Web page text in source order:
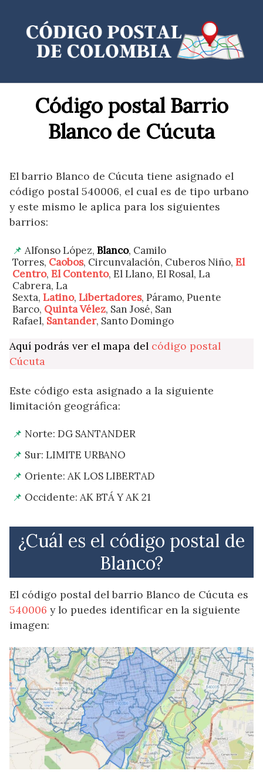
contenido
Código postal Barrio
Blanco de Cúcuta
El barrio Blanco de Cúcuta tiene asignado el
código postal 540006, el cual es de tipo urbano
y este mismo le aplica para los siguientes
barrios:
Alfonso López, Blanco, Camilo
Torres, Caobos, Circunvalación, Cuberos Niño, El
Centro, El Contento, El Llano, El Rosal, La
Cabrera, La
Sexta, Latino, Libertadores, Páramo, Puente
Barco, Quinta Vélez, San José, San
Rafael, Santander, Santo Domingo
Aquí podrás ver el mapa del código postal
Cúcuta
Este código esta asignado a la siguiente
limitación geográfica:
Norte: DG SANTANDER
Sur: LIMITE URBANO
Oriente: AK LOS LIBERTAD
Occidente: AK BTÁ Y AK 21
¿Cuál es el código postal de
Blanco?
El código postal del barrio Blanco de Cúcuta es
540006 y lo puedes identificar en la siguiente
imagen: